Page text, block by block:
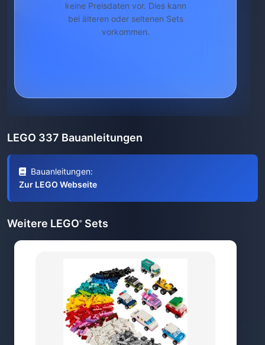
keine Preisdaten vor. Dies kann
bei älteren oder seltenen Sets
vorkommen.
LEGO 337 Bauanleitungen
Bauanleitungen:
Zur LEGO Webseite
Weitere LEGO® Sets